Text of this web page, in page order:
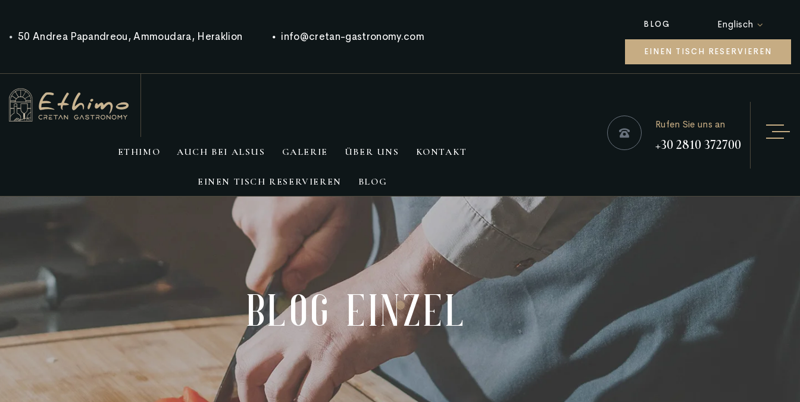
50 Andrea Papandreou, Ammoudara, Heraklion info@cretan-gastronomy.com
BLOG Englisch
EINEN TISCH RESERVIEREN
ETHIMO AUCH BEI ALSUS GALERIE ÜBER UNS KONTAKT
EINEN TISCH RESERVIEREN BLOG
Rufen Sie uns an
+30 2810 372700
BLOG EINZEL